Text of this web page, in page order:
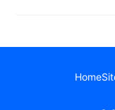
Home